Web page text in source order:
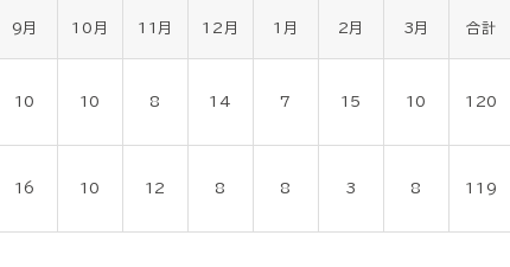
9月 10月 11月 12月 1月 2月 3月 合計
10 10 8 14 7 15 10 120
16 10 12 8 8 3 8 119